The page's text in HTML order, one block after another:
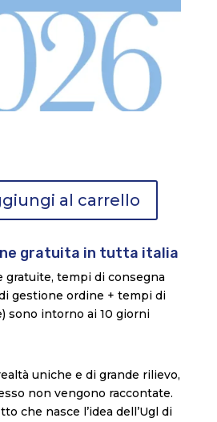
al carrello
gratuita in tutta italia
gratuite, tempi di consegna
gestione ordine + tempi di
sono intorno ai 10 giorni
uniche e di grande rilievo,
non vengono raccontate.
che nasce l’idea dell’Ugl di